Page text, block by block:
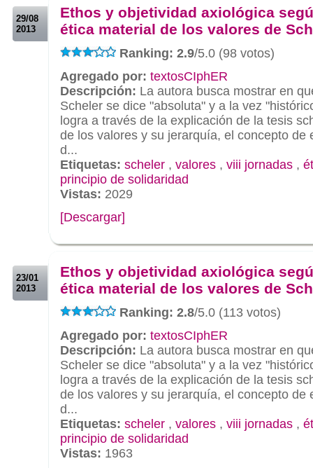
29/08
2013
Ethos y objetividad axiológica
ética material de los valores de
Ranking: 2.9/5.0 (98 votos)
Agregado por: textosCIphER
Descripción: La autora busca mostrar en
Scheler se dice "absoluta" y a la vez
logra a través de la explicación de la tesis
de los valores y su jerarquía, el concepto de
d...
Etiquetas: scheler , valores , viii jornadas ,
principio de solidaridad
Vistas: 2029
[Descargar]
23/01
2013
Ethos y objetividad axiológica
ética material de los valores de
Ranking: 2.8/5.0 (113 votos)
Agregado por: textosCIphER
Descripción: La autora busca mostrar en
Scheler se dice "absoluta" y a la vez
logra a través de la explicación de la tesis
de los valores y su jerarquía, el concepto de
d...
Etiquetas: scheler , valores , viii jornadas ,
principio de solidaridad
Vistas: 1963